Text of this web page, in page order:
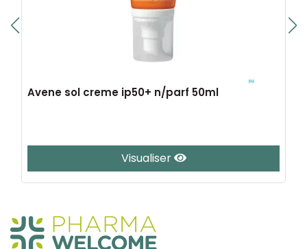
Avene sol creme ip50+ n/parf 50ml
Visualiser